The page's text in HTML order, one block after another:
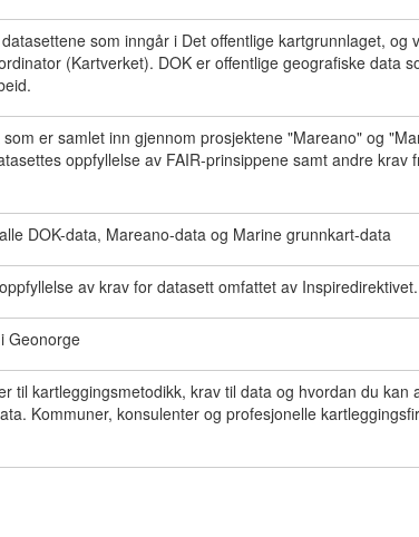
som inngår i Det offentlige kartgrunnlaget, og
(Kartverket). DOK er offentlige geografiske data
er samlet inn gjennom prosjektene "Mareano" og
oppfyllelse av FAIR-prinsippene samt andre krav
DOK-data, Mareano-data og Marine grunnkart-data
av krav for datasett omfattet av Inspiredirektivet.
Geonorge
til kartleggingsmetodikk, krav til data og hvordan du kan
Kommuner, konsulenter og profesjonelle